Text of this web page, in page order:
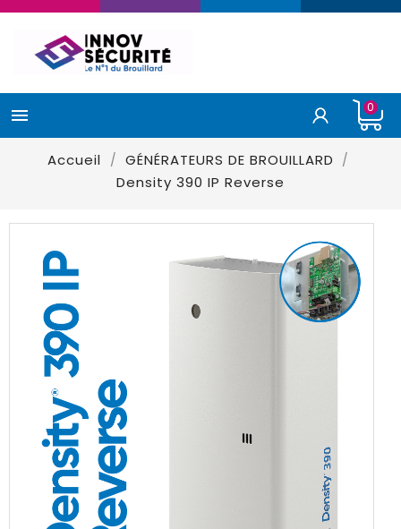
 0
Accueil
GÉNÉRATEURS DE BROUILLARD
Density 390 IP Reverse